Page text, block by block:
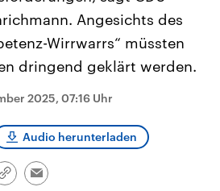
Anhalt
6.
neuen
aus
Berichte
Parteien
USA
Aktuelle Beiträge,
Hintergründe
gehören die Vereinigten
mit großem Einfluss auf
aktuelle Weltgeschehen.
Podcasts
Angesichts des
Wirrwarrs“ müssten
dringend geklärt werden.
2025, 07:16 Uhr
Audio herunterladen
Link
Email